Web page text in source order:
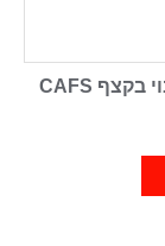
מערכת כיבוי בקצף CAFS